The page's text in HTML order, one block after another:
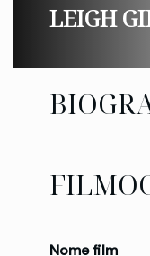
LEIGH
Nome film